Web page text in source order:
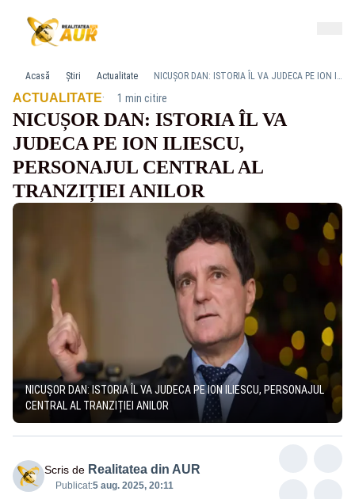
Acasă Știri Actualitate NICUȘOR DAN: ISTORIA ÎL VA JUDECA PE ION ILIESCU, PERSONAJUL CENTRAL AL TRANZIȚIEI ANILOR
ACTUALITATE· 1 min citire
NICUȘOR DAN: ISTORIA ÎL VA
JUDECA PE ION ILIESCU,
PERSONAJUL CENTRAL AL
TRANZIȚIEI ANILOR
NICUȘOR DAN: ISTORIA ÎL VA JUDECA PE ION ILIESCU, PERSONAJUL
CENTRAL AL TRANZIȚIEI ANILOR
Scris de Realitatea din AUR
Publicat:5 aug. 2025, 20:11